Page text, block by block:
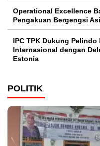
Operational Excellence
Pengakuan Bergengsi
IPC TPK Dukung Pelindo
Internasional dengan
Estonia
POLITIK